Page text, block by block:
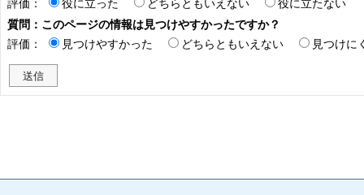
評価：
役に立った どちらともいえない
役に立たない
質問：このページの情報は見つけやすかったですか？
評価：
見つけやすかった どちらともいえない 見つけに